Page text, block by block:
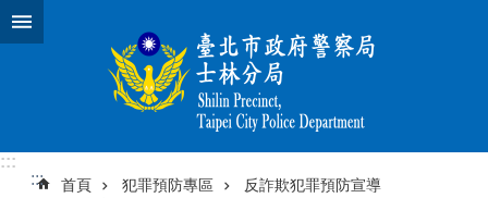
跳到主要內容區塊
:::
:::
首頁 犯罪預防專區
反詐欺犯罪預防宣導